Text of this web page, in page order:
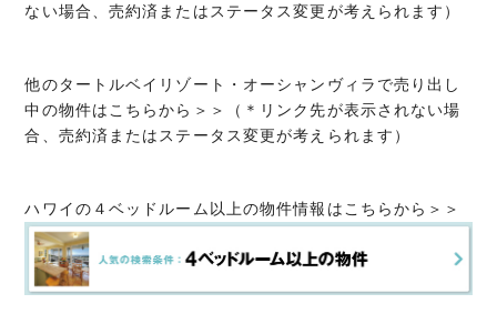
ない場合、売約済またはステータス変更が考えられます）
他のタートルベイリゾート・オーシャンヴィラで売り出し
中の物件はこちらから＞＞（＊リンク先が表示されない場
合、売約済またはステータス変更が考えられます）
ハワイの４ベッドルーム以上の物件情報はこちらから＞＞